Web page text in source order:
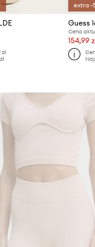
zł
extra -
Guess
Cena
154,99